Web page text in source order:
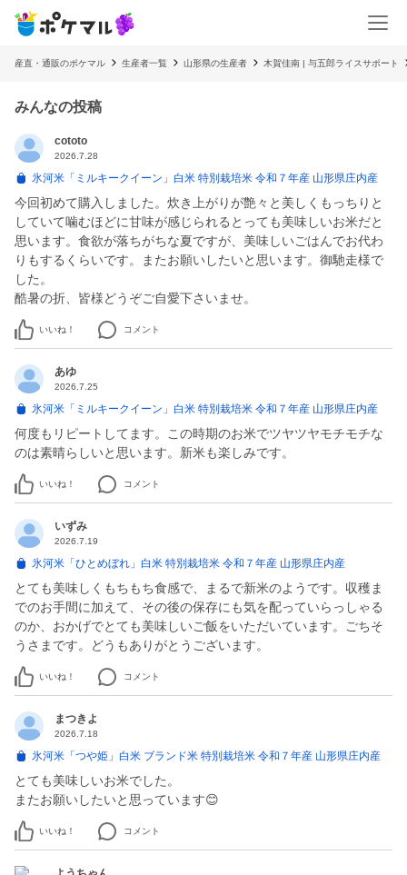
産直・通販のポケマル 生産者一覧 山形県の生産者 木賀佳南 | 与五郎ライスサポート
みんなの投稿
cototo
2026.7.28
氷河米「ミルキークイーン」白米 特別栽培米 令和７年産 山形県庄内産
今回初めて購入しました。炊き上がりが艶々と美しくもっちりと
していて噛むほどに甘味が感じられるとっても美味しいお米だと
思います。食欲が落ちがちな夏ですが、美味しいごはんでお代わ
りもするくらいです。またお願いしたいと思います。御馳走様で
した。
いいね！ コメント
あゆ
2026.7.25
氷河米「ミルキークイーン」白米 特別栽培米 令和７年産 山形県庄内産
何度もリピートしてます。この時期のお米でツヤツヤモチモチな
のは素晴らしいと思います。新米も楽しみです。
いいね！ コメント
いずみ
2026.7.19
氷河米「ひとめぼれ」白米 特別栽培米 令和７年産 山形県庄内産
とても美味しくもちもち食感で、まるで新米のようです。収穫ま
でのお手間に加えて、その後の保存にも気を配っていらっしゃる
のか、おかげでとても美味しいご飯をいただいています。ごちそ
うさまです。どうもありがとうございます。
いいね！ コメント
まつきよ
2026.7.18
氷河米「つや姫」白米 ブランド米 特別栽培米 令和７年産 山形県庄内産
とても美味しいお米でした。
またお願いしたいと思っています😊
いいね！ コメント